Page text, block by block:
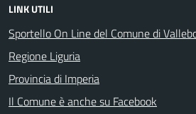
LINK UTILI
Sportello On Line del Comune di
Regione Liguria
Provincia di Imperia
Il Comune è anche su Facebook